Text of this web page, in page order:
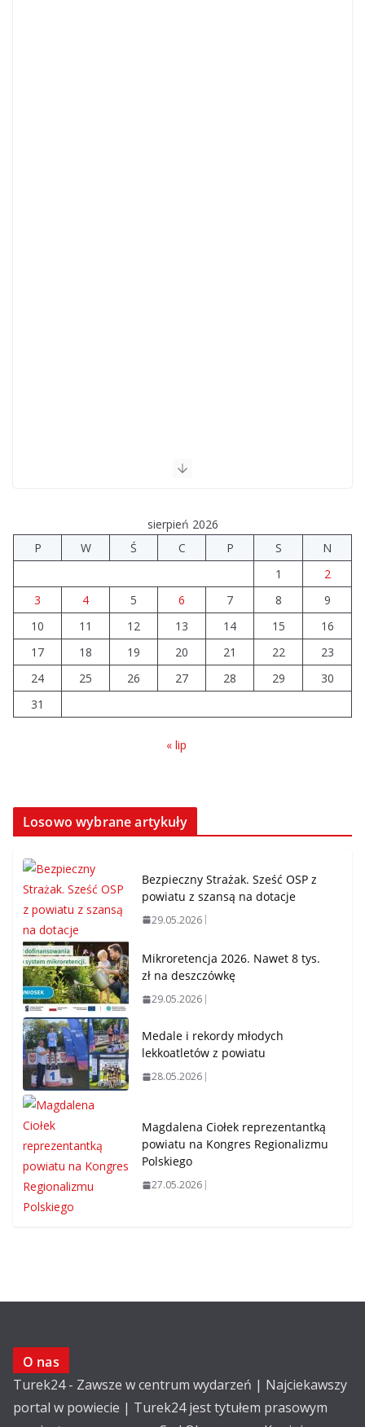
sierpień 2026
P
W Ś C P S
N
1
2
3
4 5 6 7 8
9
10
11 12 13 14 15
16
17
18 19 20 21 22
23
24
25 26 27 28 29
30
31
« lip
Losowo wybrane artykuły
Bezpieczny Strażak. Sześć OSP z
powiatu z szansą na dotacje
29.05.2026
Mikroretencja 2026. Nawet 8 tys.
zł na deszczówkę
29.05.2026
Medale i rekordy młodych
lekkoatletów z powiatu
28.05.2026
Magdalena Ciołek reprezentantką
powiatu na Kongres Regionalizmu
Polskiego
27.05.2026
O nas
Turek24 - Zawsze w centrum wydarzeń | Najciekawszy
portal w powiecie | Turek24 jest tytułem prasowym